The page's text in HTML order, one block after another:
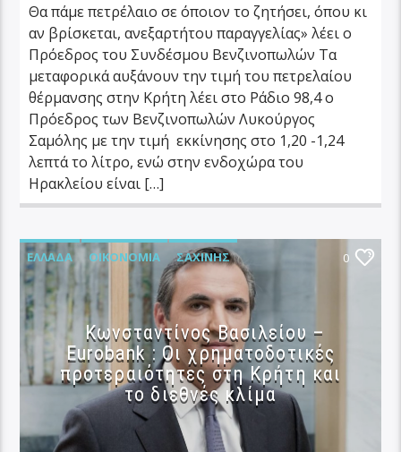
Θα πάμε πετρέλαιο σε όποιον το ζητήσει, όπου κι
αν βρίσκεται, ανεξαρτήτου παραγγελίας» λέει ο
Πρόεδρος του Συνδέσμου Βενζινοπωλών Τα
μεταφορικά αυξάνουν την τιμή του πετρελαίου
θέρμανσης στην Κρήτη λέει στο Ράδιο 98,4 ο
Πρόεδρος των Βενζινοπωλών Λυκούργος
Σαμόλης με την τιμή εκκίνησης στο 1,20 -1,24
λεπτά το λίτρο, ενώ στην ενδοχώρα του
Ηρακλείου είναι […]
ΕΛΛΆΔΑ ΟΙΚΟΝΟΜΊΑ ΣΑΧΊΝΗΣ 0
Κωνσταντίνος Βασιλείου –
Eurobank : Οι χρηματοδοτικές
προτεραιότητες στη Κρήτη και
το διεθνές κλίμα